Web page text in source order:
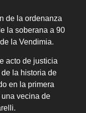
de la ordenanza
la soberana a 90
la Vendimia.
acto de justicia
la historia de
en la primera
vecina de